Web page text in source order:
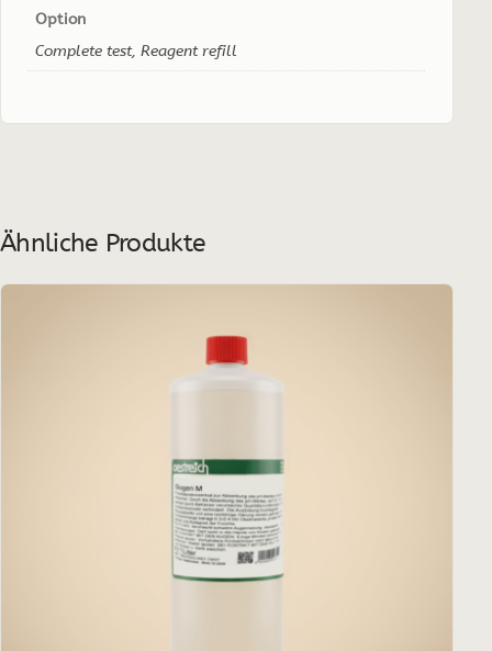
Option
Complete test, Reagent refill
Ähnliche Produkte